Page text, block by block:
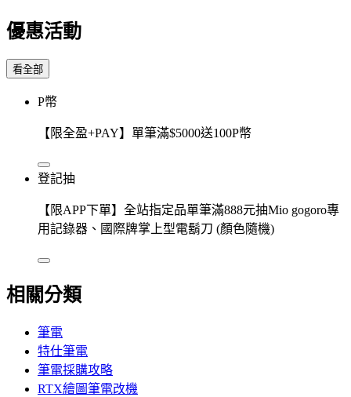
優惠活動
看全部
P幣
【限全盈+PAY】單筆滿$5000送100P幣
登記抽
【限APP下單】全站指定品單筆滿888元抽Mio gogoro專
用記錄器、國際牌掌上型電鬍刀 (顏色隨機)
相關分類
筆電
特仕筆電
筆電採購攻略
RTX繪圖筆電改機